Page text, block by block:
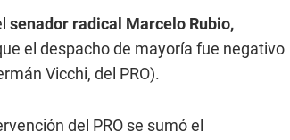
senador radical Marcelo Rubio,
el despacho de mayoría fue negativo
Vicchi, del PRO).
del PRO se sumó el